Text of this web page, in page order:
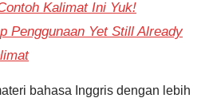
Kalimat Ini Yuk!
Penggunaan Yet Still Already
bahasa Inggris dengan lebih